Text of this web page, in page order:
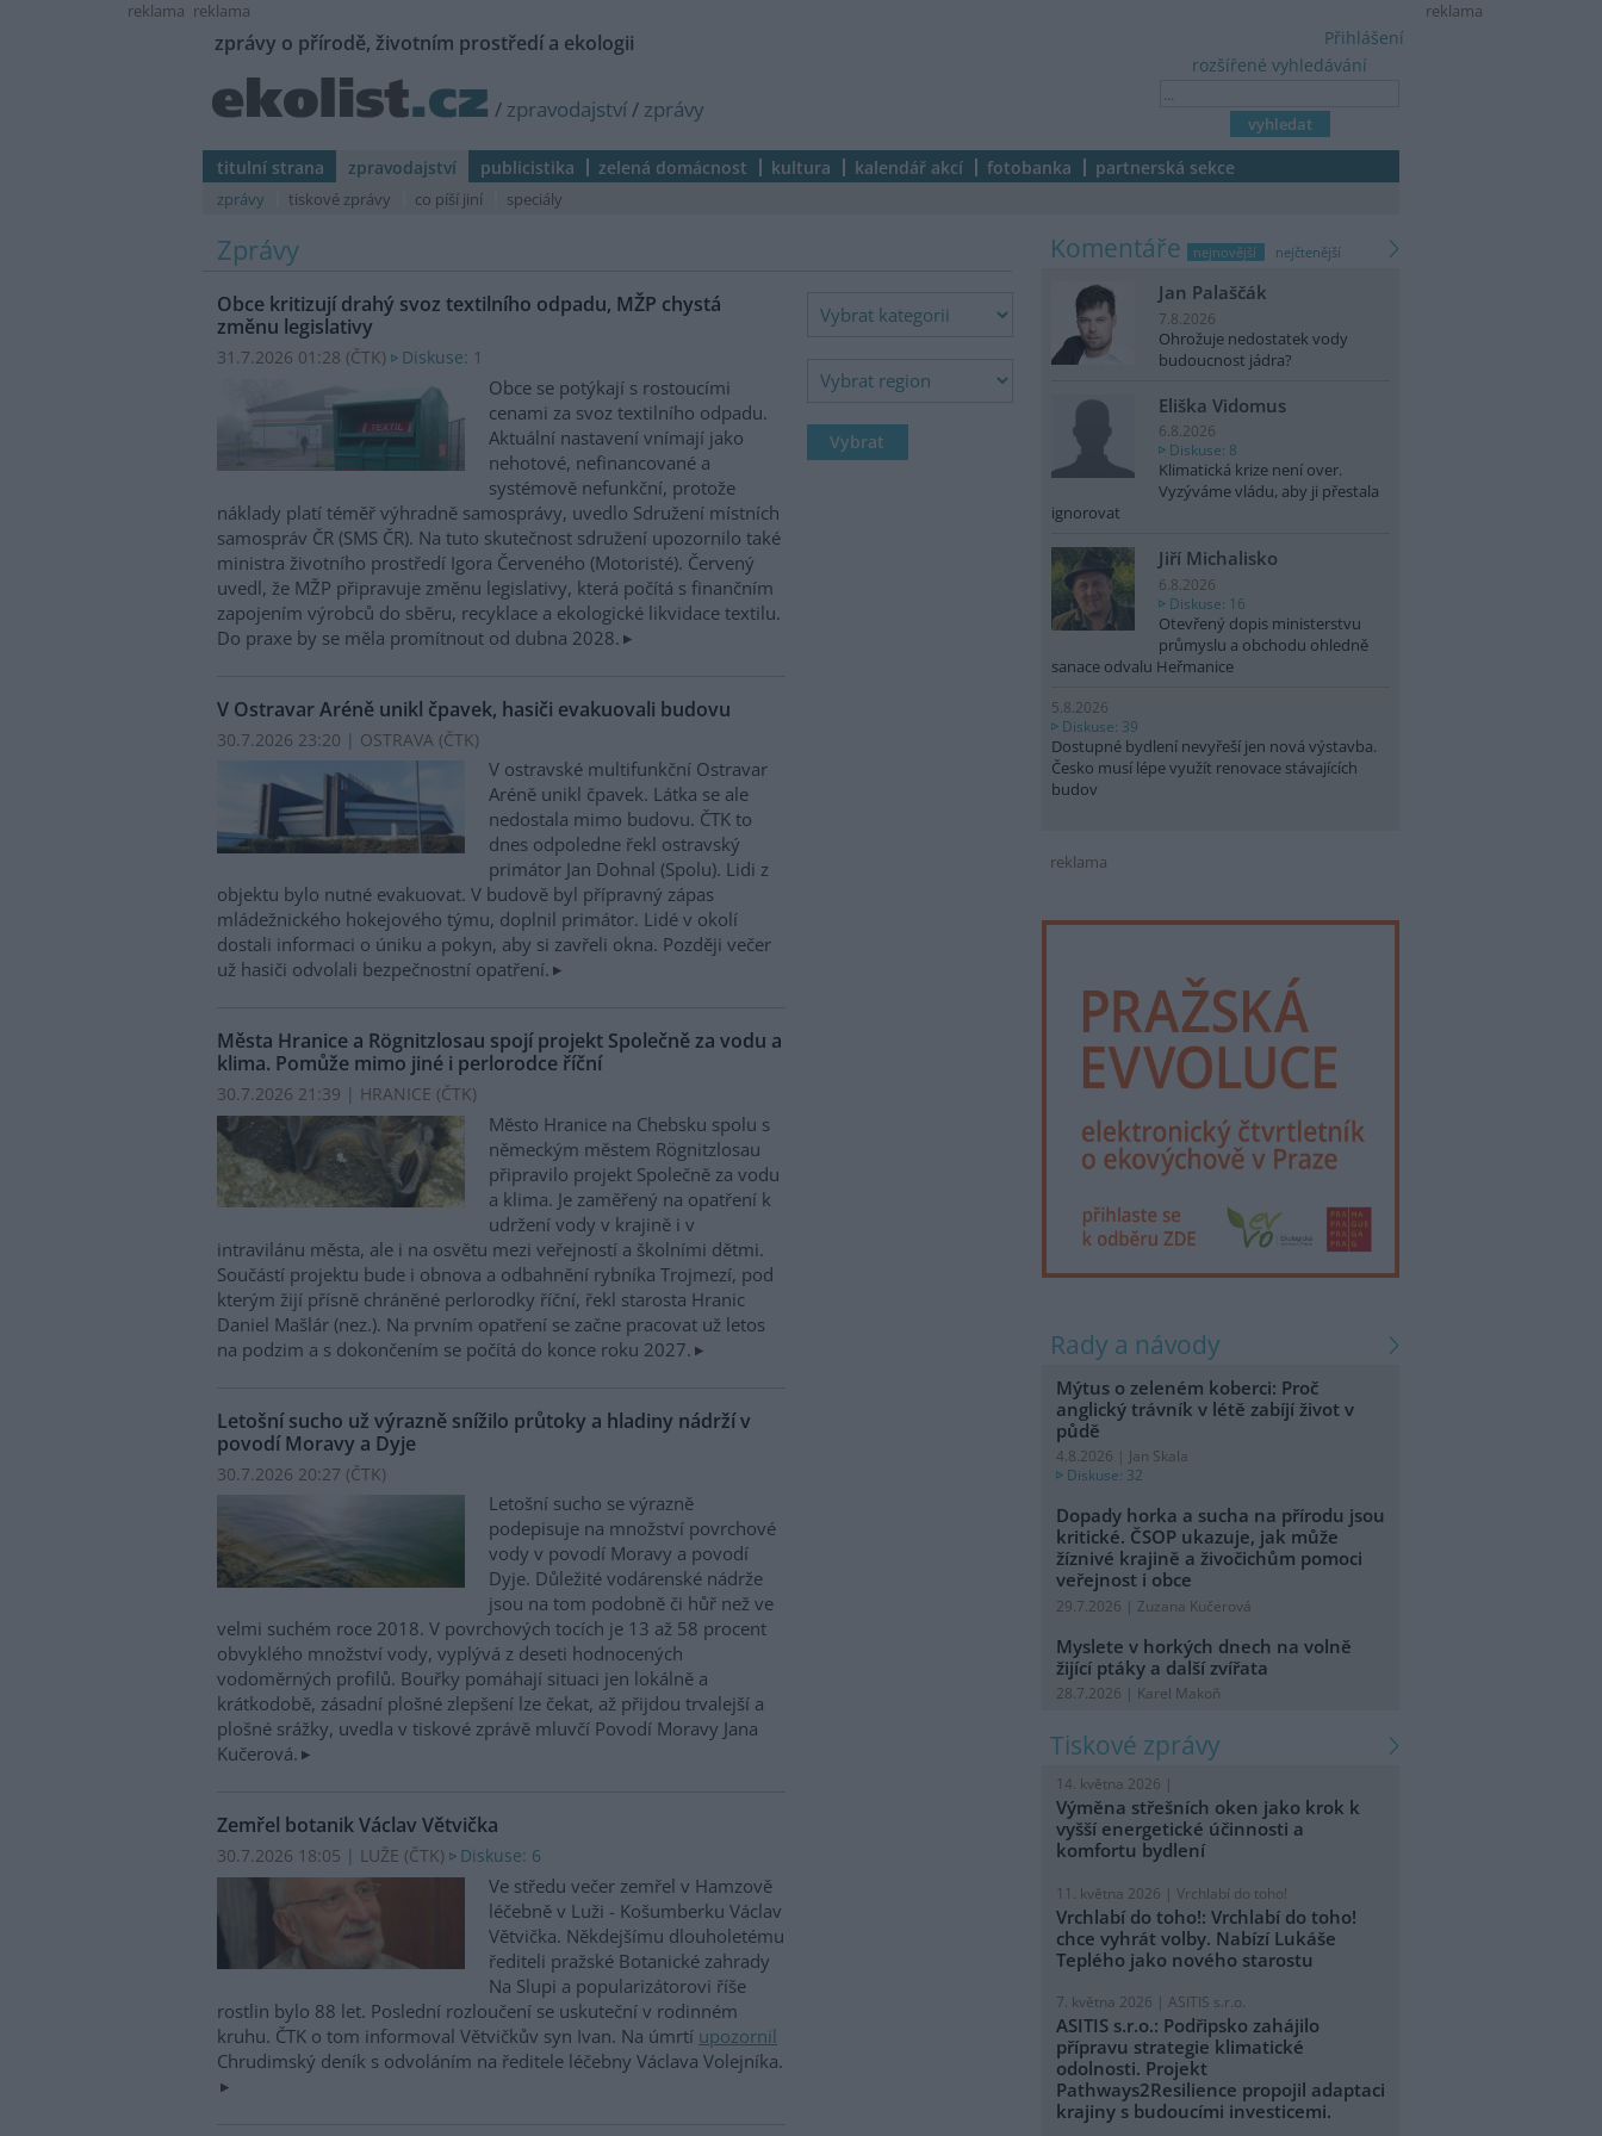
reklama
reklama reklama
zprávy o přírodě, životním prostředí a ekologii
/ zpravodajství/ zprávy
rozšířené vyhledávání
Přihlášení
titulní strana zpravodajství publicistika zelená domácnost kultura kalendář akcí fotobanka partnerská sekce
zprávy tiskové zprávy co píší jiní speciály
Zprávy
Obce kritizují drahý svoz textilního odpadu, MŽP chystá
změnu legislativy
31.7.2026 01:28 (ČTK) Diskuse: 1
Obce se potýkají s rostoucími
cenami za svoz textilního odpadu.
Aktuální nastavení vnímají jako
nehotové, nefinancované a
systémově nefunkční, protože
náklady platí téměř výhradně samosprávy, uvedlo Sdružení místních
samospráv ČR (SMS ČR). Na tuto skutečnost sdružení upozornilo také
ministra životního prostředí Igora Červeného (Motoristé). Červený
uvedl, že MŽP připravuje změnu legislativy, která počítá s finančním
zapojením výrobců do sběru, recyklace a ekologické likvidace textilu.
Do praxe by se měla promítnout od dubna 2028.
V Ostravar Aréně unikl čpavek, hasiči evakuovali budovu
30.7.2026 23:20 | OSTRAVA (ČTK)
V ostravské multifunkční Ostravar
Aréně unikl čpavek. Látka se ale
nedostala mimo budovu. ČTK to
dnes odpoledne řekl ostravský
primátor Jan Dohnal (Spolu). Lidi z
objektu bylo nutné evakuovat. V budově byl přípravný zápas
mládežnického hokejového týmu, doplnil primátor. Lidé v okolí
dostali informaci o úniku a pokyn, aby si zavřeli okna. Později večer
už hasiči odvolali bezpečnostní opatření.
Města Hranice a Rögnitzlosau spojí projekt Společně za vodu a
klima. Pomůže mimo jiné i perlorodce říční
30.7.2026 21:39 | HRANICE (ČTK)
Město Hranice na Chebsku spolu s
německým městem Rögnitzlosau
připravilo projekt Společně za vodu
a klima. Je zaměřený na opatření k
udržení vody v krajině i v
intravilánu města, ale i na osvětu mezi veřejností a školními dětmi.
Součástí projektu bude i obnova a odbahnění rybníka Trojmezí, pod
kterým žijí přísně chráněné perlorodky říční, řekl starosta Hranic
Daniel Mašlár (nez.). Na prvním opatření se začne pracovat už letos
na podzim a s dokončením se počítá do konce roku 2027.
Letošní sucho už výrazně snížilo průtoky a hladiny nádrží v
povodí Moravy a Dyje
30.7.2026 20:27 (ČTK)
Letošní sucho se výrazně
podepisuje na množství povrchové
vody v povodí Moravy a povodí
Dyje. Důležité vodárenské nádrže
jsou na tom podobně či hůř než ve
velmi suchém roce 2018. V povrchových tocích je 13 až 58 procent
obvyklého množství vody, vyplývá z deseti hodnocených
vodoměrných profilů. Bouřky pomáhají situaci jen lokálně a
krátkodobě, zásadní plošné zlepšení lze čekat, až přijdou trvalejší a
plošné srážky, uvedla v tiskové zprávě mluvčí Povodí Moravy Jana
Kučerová.
Zemřel botanik Václav Větvička
30.7.2026 18:05 | LUŽE (ČTK) Diskuse: 6
Ve středu večer zemřel v Hamzově
léčebně v Luži - Košumberku Václav
Větvička. Někdejšímu dlouholetému
řediteli pražské Botanické zahrady
Na Slupi a popularizátorovi říše
rostlin bylo 88 let. Poslední rozloučení se uskuteční v rodinném
kruhu. ČTK o tom informoval Větvičkův syn Ivan. Na úmrtí upozornil
Chrudimský deník s odvoláním na ředitele léčebny Václava Volejníka.
komentáře nejnovější nejčtenější
Jan Palaščák
7.8.2026
Ohrožuje nedostatek vody
budoucnost jádra?
Eliška Vidomus
6.8.2026
Diskuse: 8
Klimatická krize není over.
Vyzýváme vládu, aby ji přestala
ignorovat
Jiří Michalisko
6.8.2026
Diskuse: 16
Otevřený dopis ministerstvu
průmyslu a obchodu ohledně
sanace odvalu Heřmanice
5.8.2026
Diskuse: 39
Dostupné bydlení nevyřeší jen nová výstavba.
Česko musí lépe využít renovace stávajících
budov
reklama
rady a návody
Mýtus o zeleném koberci: Proč
anglický trávník v létě zabíjí život v
půdě
4.8.2026 | Jan Skala
Diskuse: 32
Dopady horka a sucha na přírodu jsou
kritické. ČSOP ukazuje, jak může
žíznivé krajině a živočichům pomoci
veřejnost i obce
29.7.2026 | Zuzana Kučerová
Myslete v horkých dnech na volně
žijící ptáky a další zvířata
28.7.2026 | Karel Makoň
tiskové zprávy
14. května 2026 |
Výměna střešních oken jako krok k
vyšší energetické účinnosti a
komfortu bydlení
11. května 2026 | Vrchlabí do toho!
Vrchlabí do toho!: Vrchlabí do toho!
chce vyhrát volby. Nabízí Lukáše
Teplého jako nového starostu
7. května 2026 | ASITIS s.r.o.
ASITIS s.r.o.: Podřipsko zahájilo
přípravu strategie klimatické
odolnosti. Projekt
Pathways2Resilience propojil adaptaci
krajiny s budoucími investicemi.